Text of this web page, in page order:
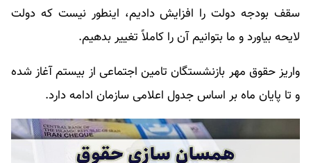
سقف بودجه دولت را افزایش دادیم، اینطور نیست که دولت
لایحه بیاورد و ما بتوانیم آن را کاملاً تغییر بدهیم.
واریز حقوق مهر بازنشستگان تامین اجتماعی از بیستم آغاز شده
و تا پایان ماه بر اساس جدول اعلامی سازمان ادامه دارد.